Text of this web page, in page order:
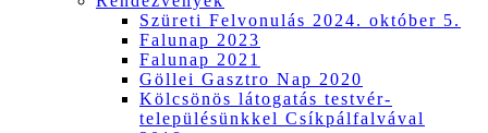
Szüreti Felvonulás 2024. október 5.
Falunap 2023
Falunap 2021
Göllei Gasztro Nap 2020
Kölcsönös látogatás testvér-
településünkkel Csíkpálfalvával